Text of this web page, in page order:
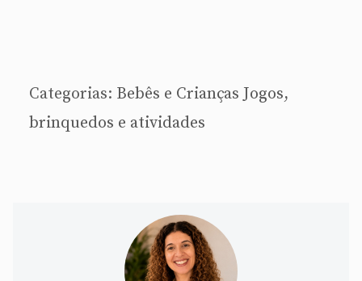
Categorias: Bebês e Crianças Jogos,
brinquedos e atividades